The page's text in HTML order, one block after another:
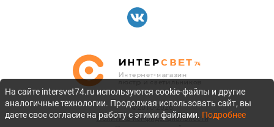
©2010-2026
Политика конфиденциальности
На сайте intersvet74.ru используются cookie-файлы и другие
аналогичные технологии. Продолжая использовать сайт, вы
даете свое согласие на работу с этими файлами. Подробнее